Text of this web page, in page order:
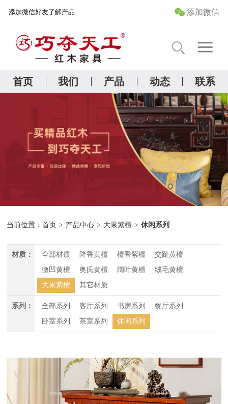
首页 我们 产品 动态 联系
当前位置：首页 > 产品中心 > 大果紫檀 > 休闲系列
材质： 全部材质 降香黄檀 檀香紫檀
交趾黄檀
微凹黄檀
奥氏黄檀 阔叶黄檀
绒毛黄檀
大果紫檀
其它材质
系列： 全部系列 客厅系列 书房系列
餐厅系列
卧室系列
茶室系列 休闲系列
首 页
关于我们
精品红木研究院
产品中心
管家服务
添加微信好友了解产品 添加微信